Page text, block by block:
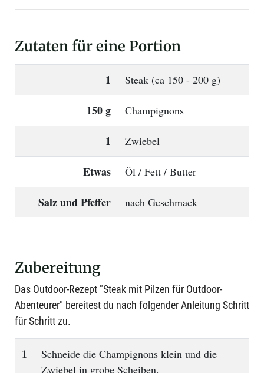
Zutaten für eine Portion
1 Steak (ca 150 - 200 g)
150 g Champignons
1 Zwiebel
Etwas Öl / Fett / Butter
Salz und Pfeffer nach Geschmack
Zubereitung
Das Outdoor-Rezept "Steak mit Pilzen für Outdoor-
Abenteurer" bereitest du nach folgender Anleitung Schritt
für Schritt zu.
1
Schneide die Champignons klein und die
Zwiebel in grobe Scheiben.